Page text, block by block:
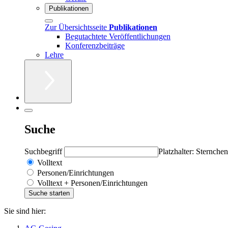
Publikationen
Zur Übersichtsseite Publikationen
Begutachtete Veröffentlichungen
Konferenzbeiträge
Lehre
Suche
Suchbegriff
Platzhalter:
Volltext
Personen/Einrichtungen
Volltext + Personen/Einrichtungen
Sie sind hier: